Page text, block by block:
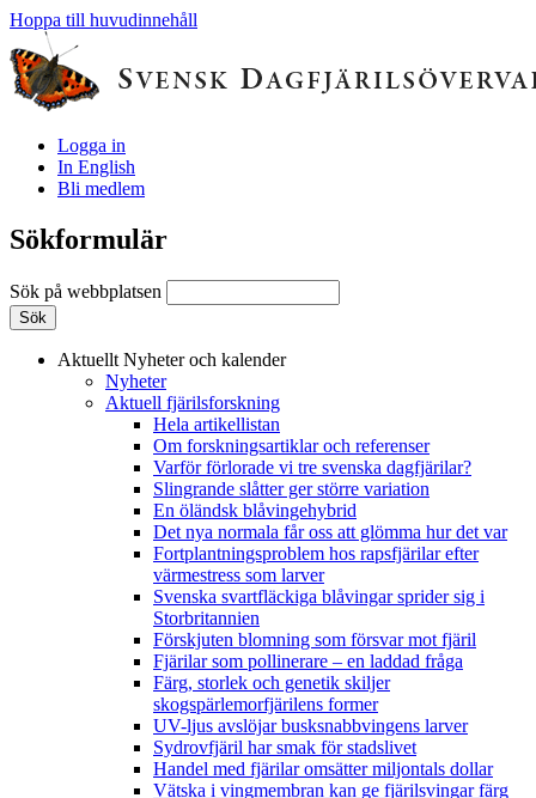
Hoppa till huvudinnehåll
Logga in
In English
Bli medlem
Sökformulär
Sök på webbplatsen
Aktuellt Nyheter och kalender
Nyheter
Aktuell fjärilsforskning
Hela artikellistan
Om forskningsartiklar och referenser
Varför förlorade vi tre svenska dagfjärilar?
Slingrande slåtter ger större variation
En öländsk blåvingehybrid
Det nya normala får oss att glömma hur det var
Fortplantningsproblem hos rapsfjärilar efter
värmestress som larver
Svenska svartfläckiga blåvingar sprider sig i
Storbritannien
Förskjuten blomning som försvar mot fjäril
Fjärilar som pollinerare – en laddad fråga
Färg, storlek och genetik skiljer
skogspärlemorfjärilens former
UV-ljus avslöjar busksnabbvingens larver
Sydrovfjäril har smak för stadslivet
Handel med fjärilar omsätter miljontals dollar
Vätska i vingmembran kan ge fjärilsvingar färg